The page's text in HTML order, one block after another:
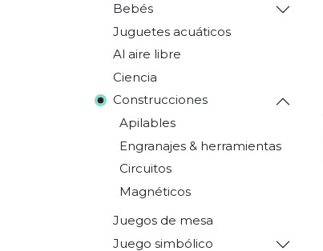
Bebés
Juguetes acuáticos
Al aire libre
Ciencia
Construcciones
Apilables
Engranajes & herramientas
Circuitos
Magnéticos
Juegos de mesa
Juego simbólico